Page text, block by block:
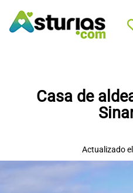
PORTADA
ALOJAMIENTOS
RESTAURANTES
Casa de
Actualizado